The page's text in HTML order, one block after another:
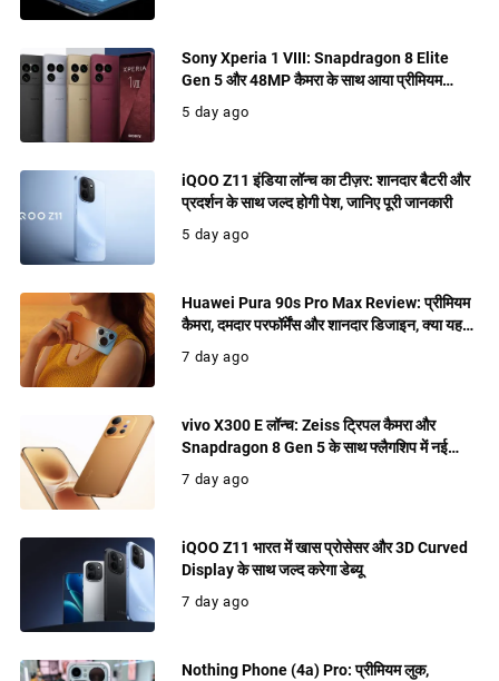
Sony Xperia 1 VIII: Snapdragon 8 Elite
Gen 5 और 48MP कैमरा के साथ आया प्रीमियम
फ्लैगशिप, जानिए फीचर्स
5 day ago
iQOO Z11 इंडिया लॉन्च का टीज़र: शानदार बैटरी और
प्रदर्शन के साथ जल्द होगी पेश, जानिए पूरी जानकारी
5 day ago
Huawei Pura 90s Pro Max Review: प्रीमियम
कैमरा, दमदार परफॉर्मेंस और शानदार डिजाइन, क्या यह
खरीदने लायक फ्लैगशिप है?
7 day ago
vivo X300 E लॉन्च: Zeiss ट्रिपल कैमरा और
Snapdragon 8 Gen 5 के साथ फ्लैगशिप में नई
पेशकश
7 day ago
iQOO Z11 भारत में खास प्रोसेसर और 3D Curved
Display के साथ जल्द करेगा डेब्यू
7 day ago
Nothing Phone (4a) Pro: प्रीमियम लुक,